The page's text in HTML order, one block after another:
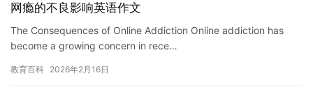
网瘾的不良影响英语作文
The Consequences of Online Addiction Online addiction has
become a growing concern in rece…
教育百科 2026年2月16日